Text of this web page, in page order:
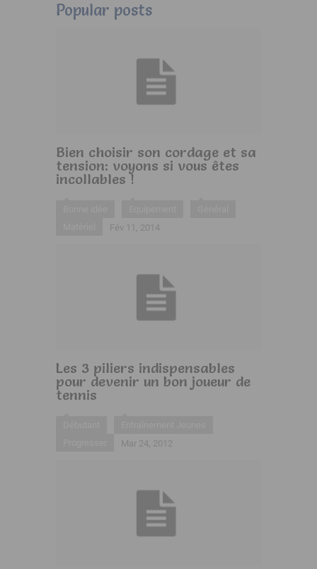
Popular posts
Bien choisir son cordage et sa
tension: voyons si vous êtes
incollables !
Fév 11, 2014
Les 3 piliers indispensables
pour devenir un bon joueur de
tennis
Mar 24, 2012